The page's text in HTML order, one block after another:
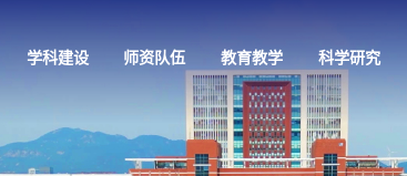
学科建设 师资队伍 教育教学 科学研究